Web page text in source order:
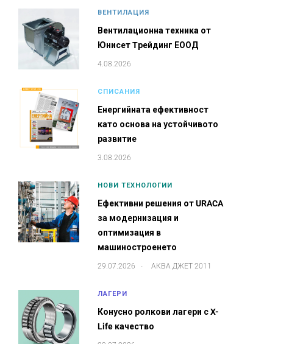
ВЕНТИЛАЦИЯ
Вентилационна техника от
Юнисет Tрейдинг ЕООД
4.08.2026
СПИСАНИЯ
Енергийната ефективност
като основа на устойчивото
развитие
3.08.2026
НОВИ ТЕХНОЛОГИИ
Ефективни решения от URACA
за модернизация и
оптимизация в
машиностроенето
29.07.2026 . АКВА ДЖЕТ 2011
ЛАГЕРИ
Конусно ролкови лагери с X-
Life качество